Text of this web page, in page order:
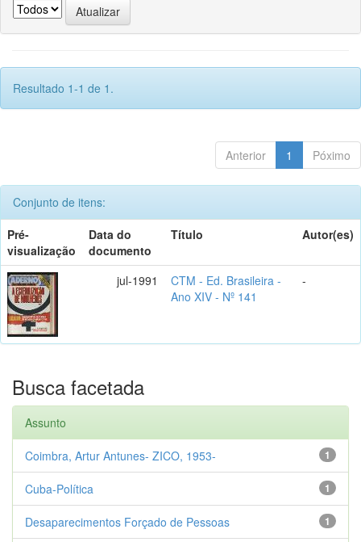
Resultado 1-1 de 1.
Anterior 1 Póximo
Conjunto de itens:
Pré-
visualização
Data do
documento
Título Autor(es)
jul-1991
CTM - Ed. Brasileira -
Ano XIV - Nº 141
-
Busca facetada
Assunto
1
Coimbra, Artur Antunes- ZICO, 1953-
1
Cuba-Política
1
Desaparecimentos Forçado de Pessoas